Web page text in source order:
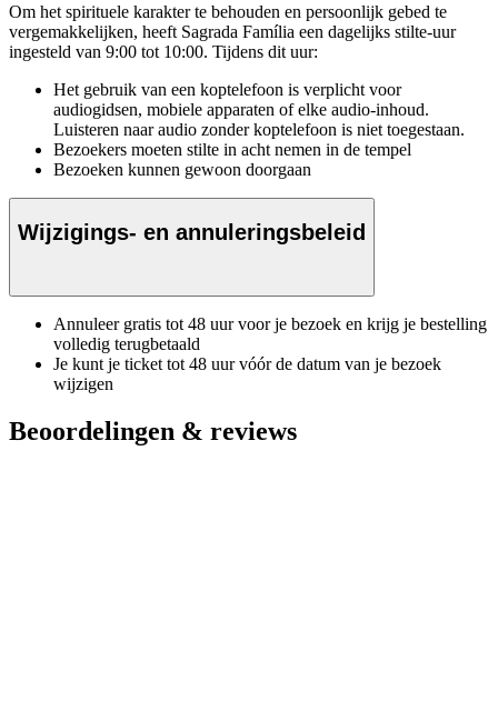
Om het spirituele karakter te behouden en persoonlijk gebed te
vergemakkelijken, heeft Sagrada Família een dagelijks stilte-uur
ingesteld van 9:00 tot 10:00. Tijdens dit uur:
Het gebruik van een koptelefoon is verplicht voor
audiogidsen, mobiele apparaten of elke audio-inhoud.
Luisteren naar audio zonder koptelefoon is niet toegestaan.
Bezoekers moeten stilte in acht nemen in de tempel
Bezoeken kunnen gewoon doorgaan
Wijzigings- en annuleringsbeleid
Annuleer gratis tot 48 uur voor je bezoek en krijg je bestelling
volledig terugbetaald
Je kunt je ticket tot 48 uur vóór de datum van je bezoek
wijzigen
Beoordelingen & reviews